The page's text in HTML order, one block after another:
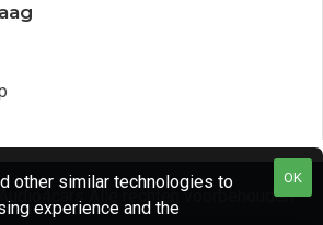
Alle rechten voorbehouden
OK
other similar technologies to
experience and the